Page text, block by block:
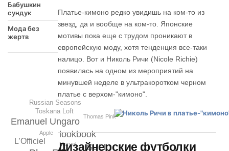
Бабушкин
сундук
Мода без
жертв
lookbook
Emanuel Ungaro
L’Officiel
GULI
Toskana Loft
Russian Seasons
Thomas Pink
Marvel
Apple
Платье-кимоно редко увидишь на ком-то из
звезд, да и вообще на ком-то. Японские
мотивы пока еще с трудом проникают в
европейскую моду, хотя тенденция все-таки
налицо. Вот и Николь Ричи (Nicole Richie)
появилась на одном из мероприятий на
минувшей неделе в ультракоротком черном
платье с верхом-"кимоно".
Дизайнерские футболки